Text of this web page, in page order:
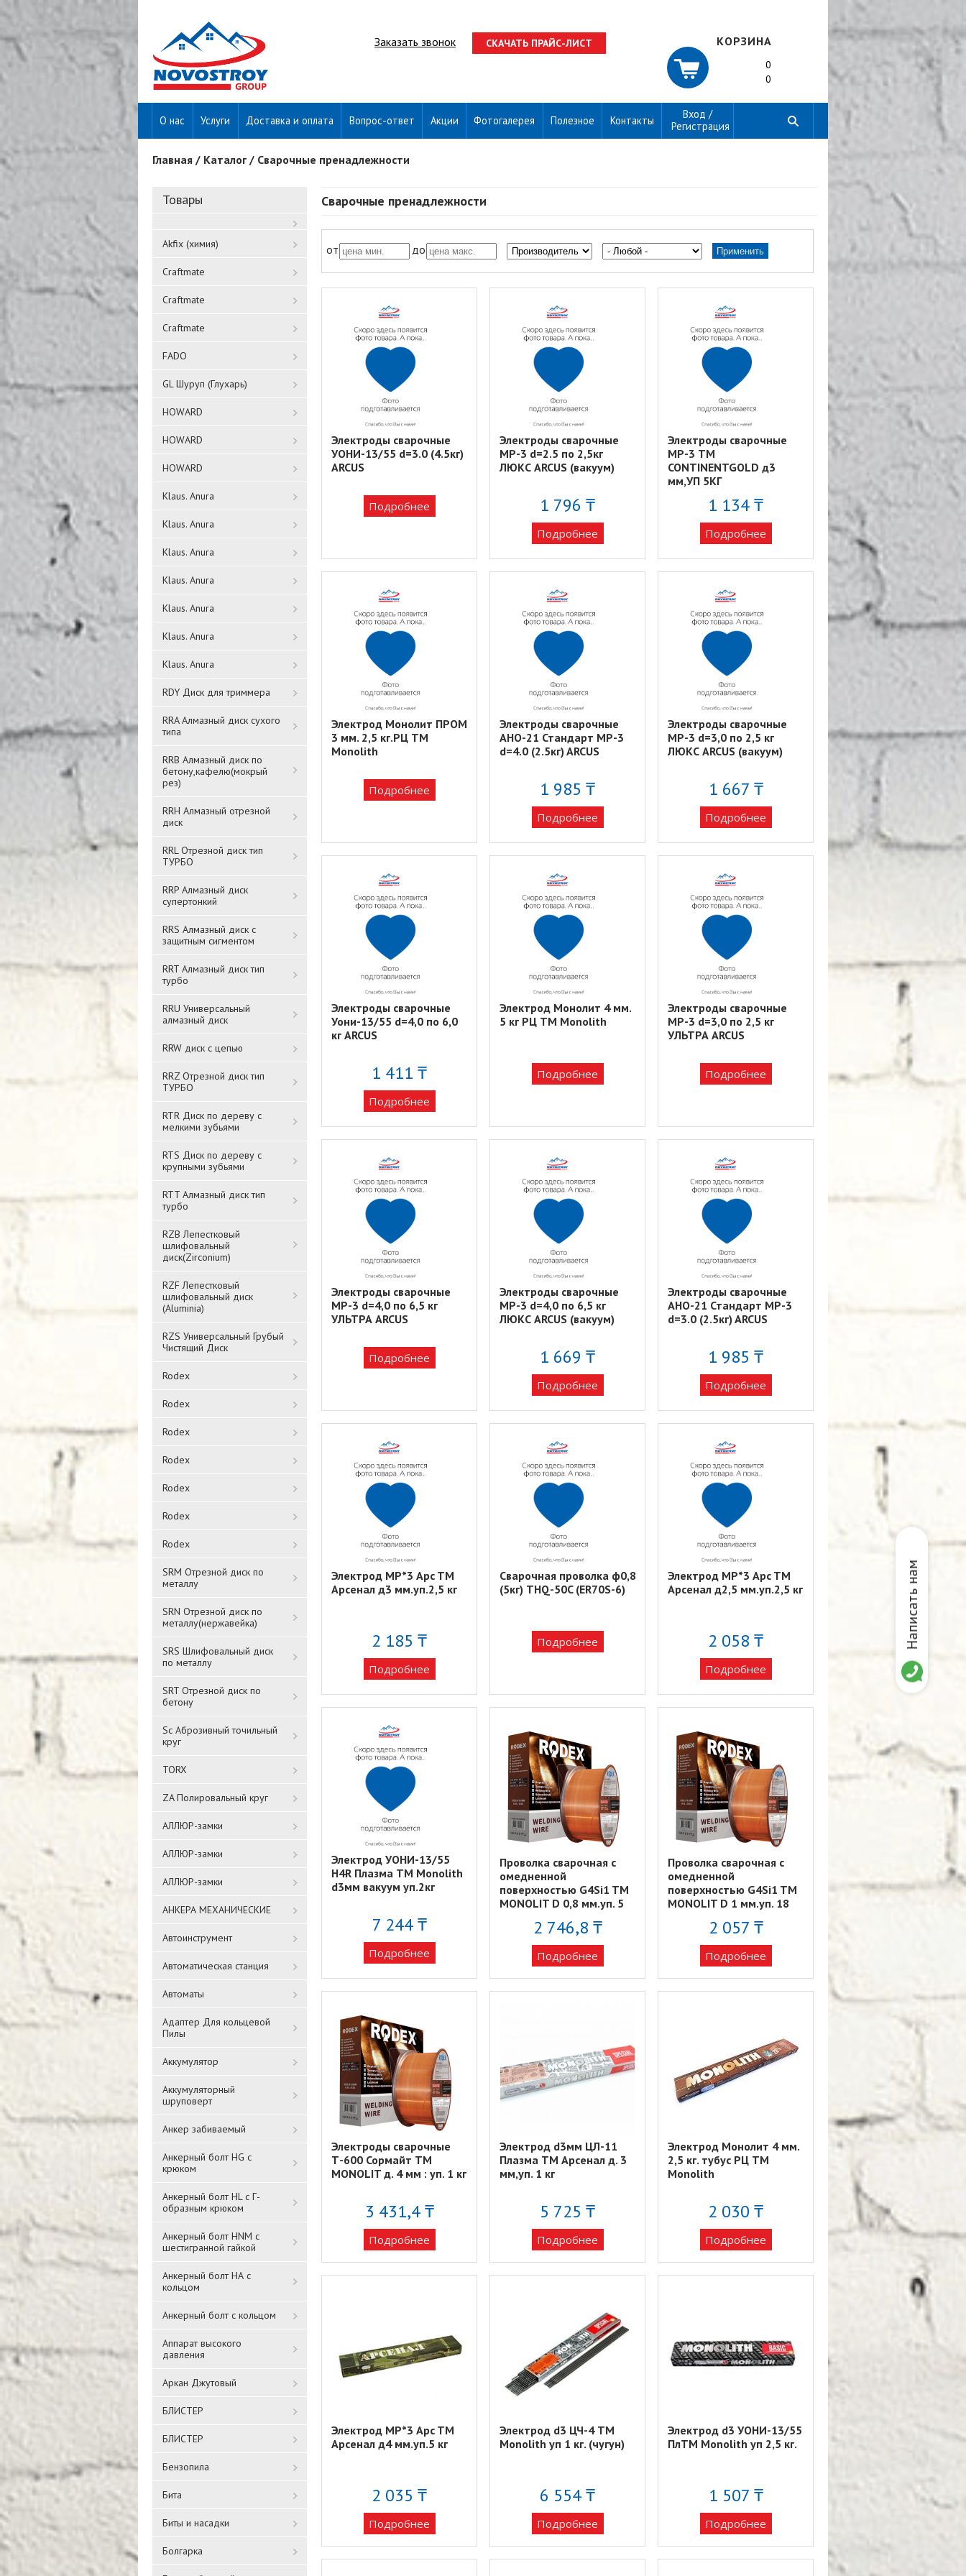
Заказать звонок СКАЧАТЬ ПРАЙС-ЛИСТ КОРЗИНА
0
0
О нас Услуги Доставка и оплата Вопрос-ответ Акции Фотогалерея Полезное Контакты
Вход /
Регистрация
Вы здесь
Главная / Каталог / Сварочные пренадлежности
Товары
Akfix (химия)
Craftmate
Craftmate
Craftmate
FADO
GL Шуруп (Глухарь)
HOWARD
HOWARD
HOWARD
Klaus. Anura
Klaus. Anura
Klaus. Anura
Klaus. Anura
Klaus. Anura
Klaus. Anura
Klaus. Anura
RDY Диск для триммера
RRA Алмазный диск сухого
типа
RRB Алмазный диск по
бетону,кафелю(мокрый
рез)
RRH Алмазный отрезной
диск
RRL Отрезной диск тип
ТУРБО
RRP Алмазный диск
супертонкий
RRS Алмазный диск с
защитным сигментом
RRT Алмазный диск тип
турбо
RRU Универсальный
алмазный диск
RRW диск с цепью
RRZ Отрезной диск тип
ТУРБО
RTR Диск по дереву с
мелкими зубьями
RTS Диск по дереву с
крупными зубьями
RTT Алмазный диск тип
турбо
RZB Лепестковый
шлифовальный
диск(Zirconium)
RZF Лепестковый
шлифовальный диск
(Aluminia)
RZS Универсальный Грубый
Чистящий Диск
Rodex
Rodex
Rodex
Rodex
Rodex
Rodex
Rodex
SRM Отрезной диск по
металлу
SRN Отрезной диск по
металлу(нержавейка)
SRS Шлифовальный диск
по металлу
SRT Отрезной диск по
бетону
Sc Аброзивный точильный
круг
TORX
ZA Полировальный круг
АЛЛЮР-замки
АЛЛЮР-замки
АЛЛЮР-замки
АНКЕРА МЕХАНИЧЕСКИЕ
Автоинструмент
Автоматическая станция
Автоматы
Адаптер Для кольцевой
Пилы
Аккумулятор
Аккумуляторный
шруповерт
Анкер забиваемый
Анкерный болт HG с
крюком
Анкерный болт HL с Г-
образным крюком
Анкерный болт HNM с
шестигранной гайкой
Анкерный болт НА с
кольцом
Анкерный болт с кольцом
Аппарат высокого
давления
Аркан Джутовый
БЛИСТЕР
БЛИСТЕР
Бензопила
Бита
Биты и насадки
Болгарка
Сварочные пренадлежности
от до
Электроды сварочные
УОНИ-13/55 d=3.0 (4.5кг)
ARCUS
Подробнее
Электроды сварочные
MP-3 d=2.5 по 2,5кг
ЛЮКС ARCUS (вакуум)
1 796 ₸
Подробнее
Электроды сварочные
MP-3 ТМ
CONTINENTGOLD д3
мм,УП 5КГ
1 134 ₸
Подробнее
Электрод Монолит ПРОМ
3 мм. 2,5 кг.РЦ TM
Monolith
Подробнее
Электроды сварочные
АНО-21 Стандарт MP-3
d=4.0 (2.5кг) ARCUS
1 985 ₸
Подробнее
Электроды сварочные
MP-3 d=3,0 по 2,5 кг
ЛЮКС ARCUS (вакуум)
1 667 ₸
Подробнее
Электроды сварочные
Уони-13/55 d=4,0 по 6,0
кг ARCUS
1 411 ₸
Подробнее
Электрод Монолит 4 мм.
5 кг РЦ TM Monolith
Подробнее
Электроды сварочные
MP-3 d=3,0 по 2,5 кг
УЛЬТРА ARCUS
Подробнее
Электроды сварочные
MP-3 d=4,0 по 6,5 кг
УЛЬТРА ARCUS
Подробнее
Электроды сварочные
MP-3 d=4,0 по 6,5 кг
ЛЮКС ARCUS (вакуум)
1 669 ₸
Подробнее
Электроды сварочные
АНО-21 Стандарт MP-3
d=3.0 (2.5кг) ARCUS
1 985 ₸
Подробнее
Электрод МР*3 Apc TM
Арсенал д3 мм.уп.2,5 кг
2 185 ₸
Подробнее
Сварочная проволка ф0,8
(5кг) THQ-50C (ER70S-6)
Подробнее
Электрод МР*3 Apc TM
Арсенал д2,5 мм.уп.2,5 кг
2 058 ₸
Подробнее
Электрод УОНИ-13/55
H4R Плазма TM Monolith
d3мм вакуум уп.2кг
7 244 ₸
Подробнее
Проволка сварочная с
омедненной
поверхностью G4Si1 TM
MONOLIT D 0,8 мм.уп. 5
2 746,8 ₸
Подробнее
Проволка сварочная с
омедненной
поверхностью G4Si1 TM
MONOLIT D 1 мм.уп. 18
2 057 ₸
Подробнее
Электроды сварочные
Т-600 Сормайт ТМ
MONOLIT д. 4 мм : уп. 1 кг
3 431,4 ₸
Подробнее
Электрод d3мм ЦЛ-11
Плазма TM Арсенал д. 3
мм,уп. 1 кг
5 725 ₸
Подробнее
Электрод Монолит 4 мм.
2,5 кг. тубус РЦ TM
Monolith
2 030 ₸
Подробнее
Электрод МР*3 Apc TM
Арсенал д4 мм.уп.5 кг
2 035 ₸
Подробнее
Электрод d3 ЦЧ-4 TM
Monolith уп 1 кг. (чугун)
6 554 ₸
Подробнее
Электрод d3 УОНИ-13/55
ПлTM Monolith уп 2,5 кг.
1 507 ₸
Подробнее
Написать нам